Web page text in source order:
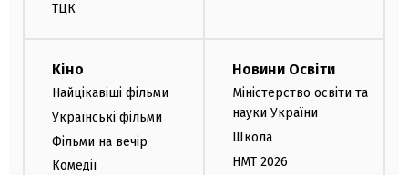
ТЦК
Кіно
Найцікавіші фільми
Українські фільми
Фільми на вечір
Комедії
Новини Освіти
Міністерство освіти та
науки України
Школа
НМТ 2026